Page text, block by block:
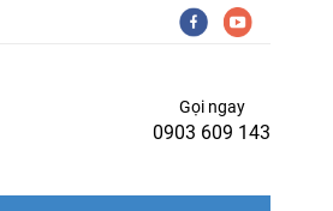
Gọi ngay
0903 609 143